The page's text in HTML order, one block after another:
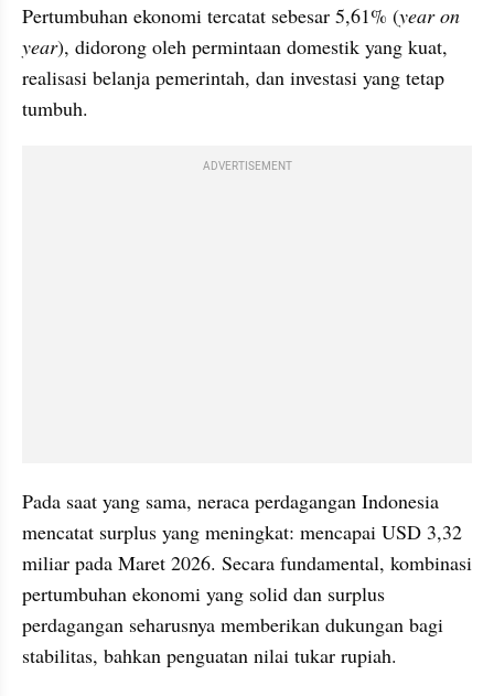
Pertumbuhan ekonomi tercatat sebesar 5,61% (year on
year), didorong oleh permintaan domestik yang kuat,
realisasi belanja pemerintah, dan investasi yang tetap
tumbuh.
ADVERTISEMENT
Pada saat yang sama, neraca perdagangan Indonesia
mencatat surplus yang meningkat: mencapai USD 3,32
miliar pada Maret 2026. Secara fundamental, kombinasi
pertumbuhan ekonomi yang solid dan surplus
perdagangan seharusnya memberikan dukungan bagi
stabilitas, bahkan penguatan nilai tukar rupiah.